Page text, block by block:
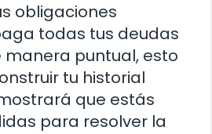
obligaciones
todas tus deudas
puntual, esto
tu historial
que estás
para resolver la